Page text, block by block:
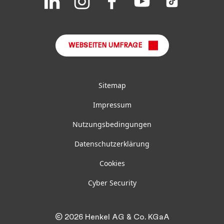
on
on
us
on
WEBSEITEN UMFRAGE
Sitemap
Impressum
Nutzungsbedingungen
Datenschutzerklärung
Cookies
Cyber Security
© 2026 Henkel AG & Co. KGaA